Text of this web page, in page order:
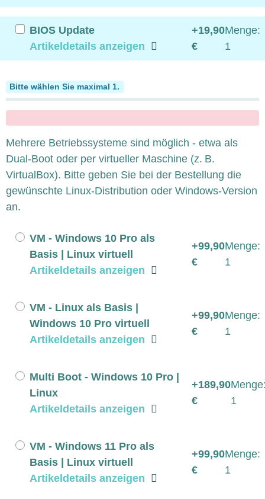
BIOS Update
Artikeldetails anzeigen
+19,90
€
Menge:
1
Multiple Betriebssysteme
Bitte wählen Sie maximal 1.
x
Mehrere Betriebssysteme sind möglich - etwa als
Dual-Boot oder per virtueller Maschine (z. B.
VirtualBox). Bitte geben Sie bei der Bestellung die
gewünschte Linux-Distribution oder Windows-Version
an.
VM - Windows 10 Pro als
Basis | Linux virtuell
Artikeldetails anzeigen
+99,90
€
Menge:
1
VM - Linux als Basis |
Windows 10 Pro virtuell
Artikeldetails anzeigen
+99,90
€
Menge:
1
Multi Boot - Windows 10 Pro |
Linux
Artikeldetails anzeigen
+189,90
€
1
VM - Windows 11 Pro als
Basis | Linux virtuell
Artikeldetails anzeigen
+99,90
€
Menge:
1